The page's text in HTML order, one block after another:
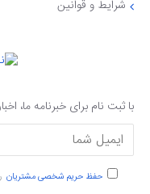
شرایط و قوانین
با ثبت نام برای خبرنامه ما،
حفظ حریم شخصی مشتریان